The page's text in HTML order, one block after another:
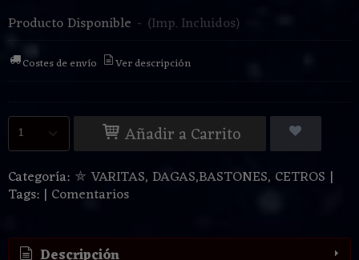
Producto Disponible - (Imp. Incluidos)
Costes de envío Ver descripción
Añadir a Carrito
Categoría: ⛤ VARITAS, DAGAS,BASTONES, CETROS |
Tags: | Comentarios